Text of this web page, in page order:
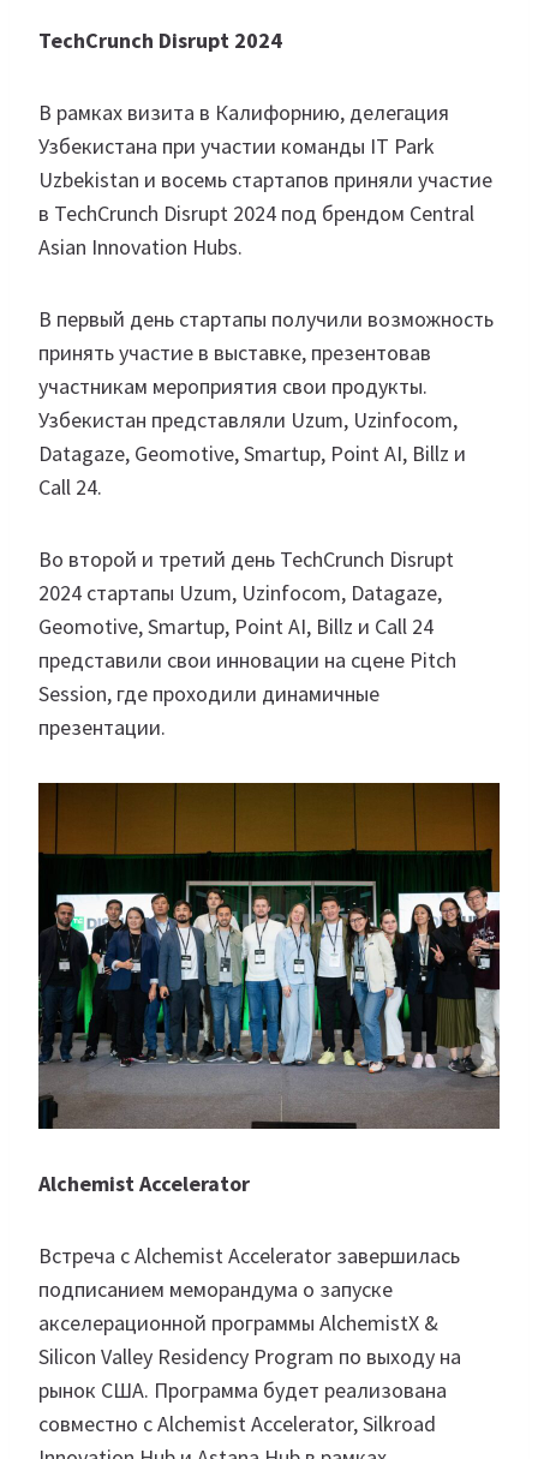
TechCrunch Disrupt 2024
В рамках визита в Калифорнию, делегация
Узбекистана при участии команды IT Park
Uzbekistan и восемь стартапов приняли участие
в TechCrunch Disrupt 2024 под брендом Central
Asian Innovation Hubs.
В первый день стартапы получили возможность
принять участие в выставке, презентовав
участникам мероприятия свои продукты.
Узбекистан представляли Uzum, Uzinfocom,
Datagaze, Geomotive, Smartup, Point AI, Billz и
Call 24.
Во второй и третий день TechCrunch Disrupt
2024 стартапы Uzum, Uzinfocom, Datagaze,
Geomotive, Smartup, Point AI, Billz и Call 24
представили свои инновации на сцене Pitch
Session, где проходили динамичные
презентации.
Alchemist Accelerator
Встреча с Alchemist Accelerator завершилась
подписанием меморандума о запуске
акселерационной программы AlchemistX &
Silicon Valley Residency Program по выходу на
рынок США. Программа будет реализована
совместно с Alchemist Accelerator, Silkroad